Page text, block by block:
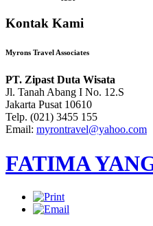
Kontak Kami
Myrons Travel Associates
PT. Zipast Duta Wisata
Jl. Tanah Abang I No. 12.S
Jakarta Pusat 10610
Telp. (021) 3455 155
Email: myrontravel@yahoo.com
FATIMA